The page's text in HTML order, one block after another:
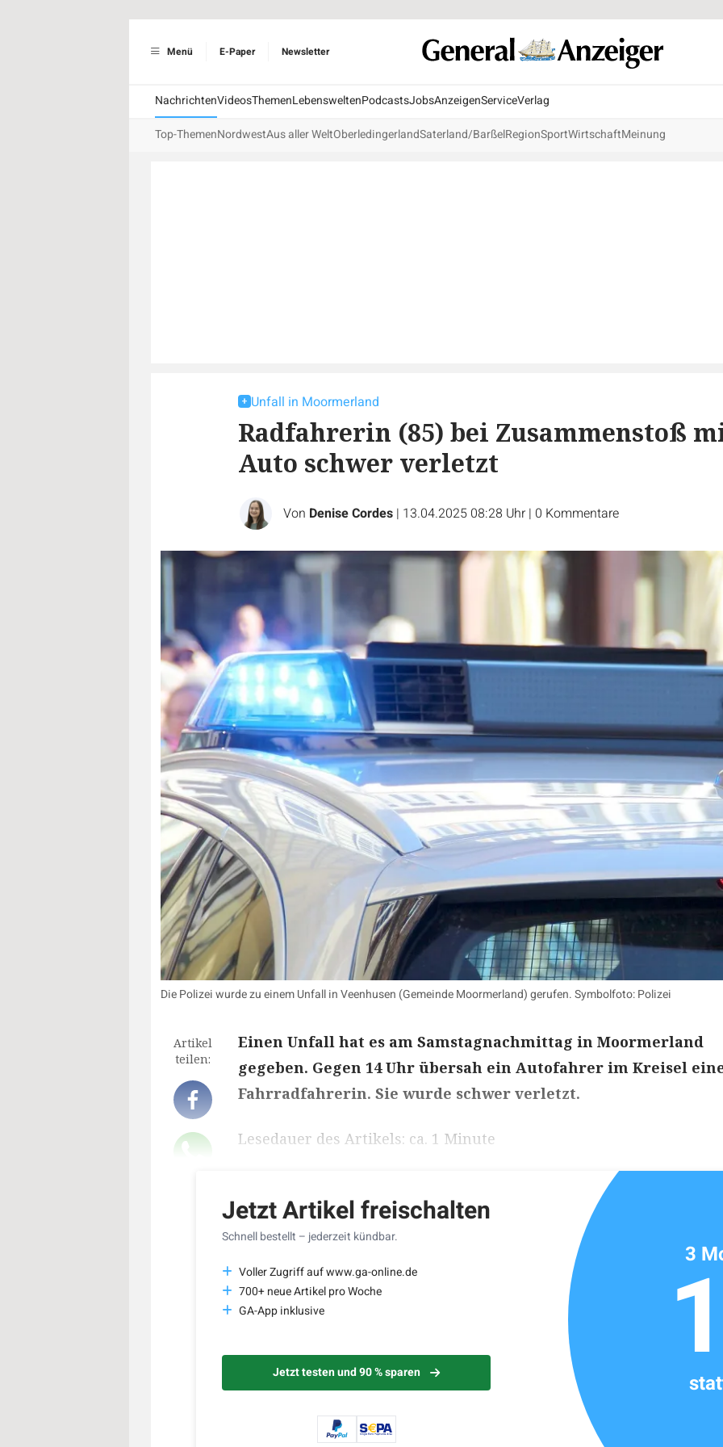
Menü E-Paper Newsletter
NachrichtenVideosThemenLebensweltenPodcastsJobsAnzeigenServiceVerlag
Top-ThemenNordwestAus aller WeltOberledingerlandSaterland/BarßelRegionSportWirtschaftMeinung
Unfall in Moormerland
Radfahrerin (85) bei Zusammenstoß
Auto schwer verletzt
Von Denise Cordes | 13.04.2025 08:28 Uhr | 0 Kommentare
Die Polizei wurde zu einem Unfall in Veenhusen (Gemeinde Moormerland) gerufen. Symbolfoto: Polizei
Artikel
teilen:
Einen Unfall hat es am Samstagnachmittag in Moormerland
gegeben. Gegen 14 Uhr übersah ein Autofahrer im Kreisel
Fahrradfahrerin. Sie wurde schwer verletzt.
Lesedauer des Artikels: ca. 1 Minute
Jetzt Artikel freischalten
Schnell bestellt – jederzeit kündbar.
Voller Zugriff auf www.ga-online.de
700+ neue Artikel pro Woche
GA-App inklusive
Jetzt testen und 90 % sparen
3